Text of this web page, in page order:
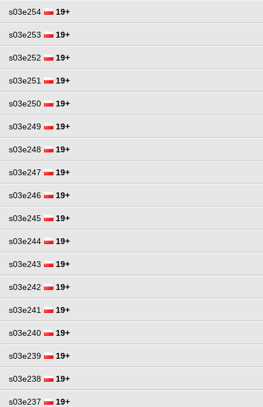
s03e254 19+
s03e253 19+
s03e252 19+
s03e251 19+
s03e250 19+
s03e249 19+
s03e248 19+
s03e247 19+
s03e246 19+
s03e245 19+
s03e244 19+
s03e243 19+
s03e242 19+
s03e241 19+
s03e240 19+
s03e239 19+
s03e238 19+
s03e237 19+